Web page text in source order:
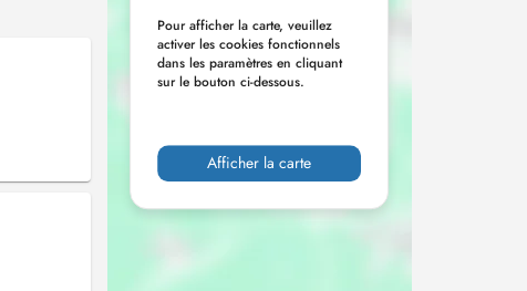
Pour afficher la carte, veuillez
activer les cookies fonctionnels
dans les paramètres en cliquant
sur le bouton ci-dessous.
Afficher la carte